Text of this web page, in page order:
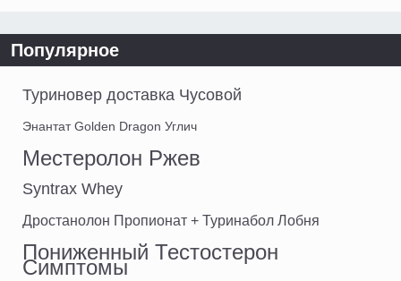
Популярное
Туриновер доставка Чусовой
Энантат Golden Dragon Углич
Местеролон Ржев
Syntrax Whey
Дростанолон Пропионат + Туринабол Лобня
Пониженный Тестостерон
Симптомы